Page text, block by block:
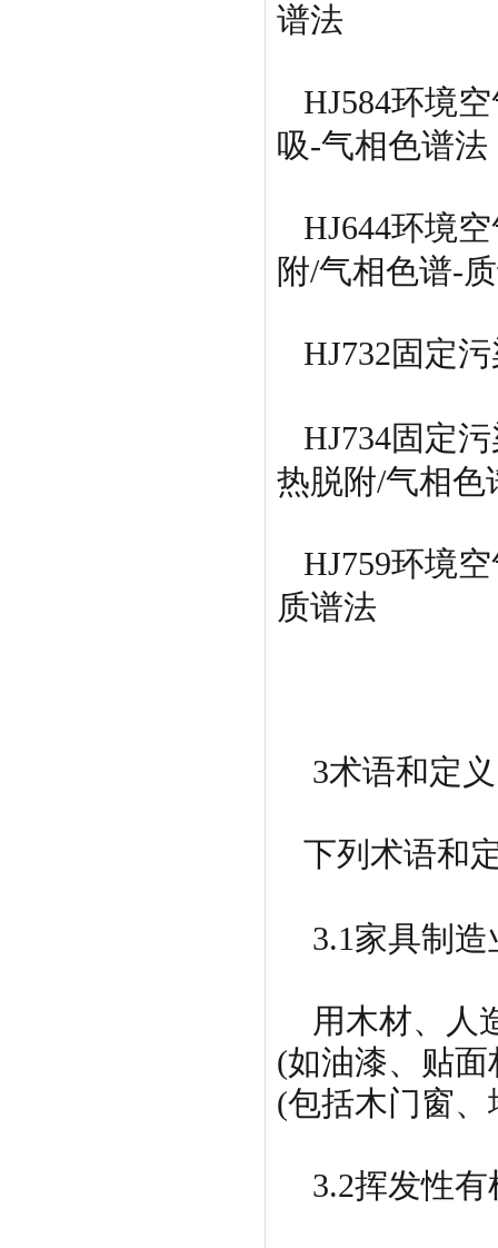
谱法
HJ584环境
吸-气相色谱法
HJ644环境
附/气相色谱-
HJ732固定
HJ734固定
热脱附/气相色
HJ759环境
质谱法
3术语和定义
下列术语和
3.1家具制造
用木材、人
(如油漆、贴
(包括木门窗
3.2挥发性有